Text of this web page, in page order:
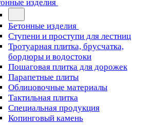
изделия
Бетонные изделия
Ступени и проступи для лестниц
Тротуарная плитка, брусчатка,
бордюры и водостоки
Пошаговая плитка для дорожек
Парапетные плиты
Облицовочные материалы
Тактильная плитка
Специальная продукция
Копинговый камень